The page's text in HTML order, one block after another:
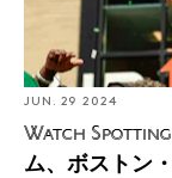
JUN. 29 2024
Watch Spotting
ム、ボストン